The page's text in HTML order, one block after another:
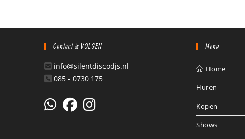
Contact & VOLGEN
info@silentdiscodjs.nl
085 - 0730 175
Menu
Home
Huren
Kopen
Shows